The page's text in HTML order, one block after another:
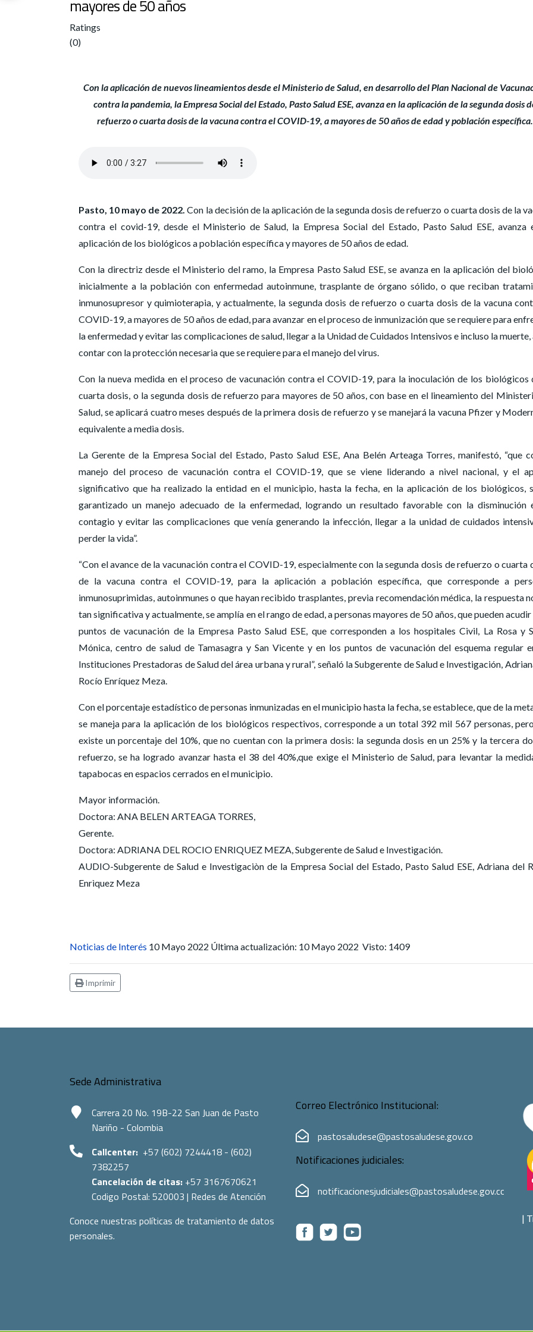
mayores de 50 años
Ratings
(0)
Con la aplicación de nuevos lineamientos desde el Ministerio de Salud, en desarrollo del Plan Nacional de
contra la pandemia, la Empresa Social del Estado, Pasto Salud ESE, avanza en la aplicación de la segunda dosis
refuerzo o cuarta dosis de la vacuna contra el COVID-19, a mayores de 50 años de edad y población específica.
Pasto, 10 mayo de 2022. Con la decisión de la aplicación de la segunda dosis de refuerzo o cuarta dosis de la
contra el covid-19, desde el Ministerio de Salud, la Empresa Social del Estado, Pasto Salud ESE, avanza
aplicación de los biológicos a población específica y mayores de 50 años de edad.
Con la directriz desde el Ministerio del ramo, la Empresa Pasto Salud ESE, se avanza en la aplicación del
inicialmente a la población con enfermedad autoinmune, trasplante de órgano sólido, o que reciban
inmunosupresor y quimioterapia, y actualmente, la segunda dosis de refuerzo o cuarta dosis de la vacuna
COVID-19, a mayores de 50 años de edad, para avanzar en el proceso de inmunización que se requiere para
la enfermedad y evitar las complicaciones de salud, llegar a la Unidad de Cuidados Intensivos e incluso la muerte,
contar con la protección necesaria que se requiere para el manejo del virus.
Con la nueva medida en el proceso de vacunación contra el COVID-19, para la inoculación de los biológicos
cuarta dosis, o la segunda dosis de refuerzo para mayores de 50 años, con base en el lineamiento del
Salud, se aplicará cuatro meses después de la primera dosis de refuerzo y se manejará la vacuna Pfizer y
equivalente a media dosis.
La Gerente de la Empresa Social del Estado, Pasto Salud ESE, Ana Belén Arteaga Torres, manifestó, “que
manejo del proceso de vacunación contra el COVID-19, que se viene liderando a nivel nacional, y el
significativo que ha realizado la entidad en el municipio, hasta la fecha, en la aplicación de los biológicos,
garantizado un manejo adecuado de la enfermedad, logrando un resultado favorable con la disminución
contagio y evitar las complicaciones que venía generando la infección, llegar a la unidad de cuidados
perder la vida”.
“Con el avance de la vacunación contra el COVID-19, especialmente con la segunda dosis de refuerzo o cuarta
de la vacuna contra el COVID-19, para la aplicación a población específica, que corresponde a
inmunosuprimidas, autoinmunes o que hayan recibido trasplantes, previa recomendación médica, la respuesta
tan significativa y actualmente, se amplía en el rango de edad, a personas mayores de 50 años, que pueden acudir
puntos de vacunación de la Empresa Pasto Salud ESE, que corresponden a los hospitales Civil, La Rosa y
Mónica, centro de salud de Tamasagra y San Vicente y en los puntos de vacunación del esquema regular
Instituciones Prestadoras de Salud del área urbana y rural”, señaló la Subgerente de Salud e Investigación,
Rocío Enríquez Meza.
Con el porcentaje estadístico de personas inmunizadas en el municipio hasta la fecha, se establece, que de la
se maneja para la aplicación de los biológicos respectivos, corresponde a un total 392 mil 567 personas,
existe un porcentaje del 10%, que no cuentan con la primera dosis: la segunda dosis en un 25% y la tercera
refuerzo, se ha logrado avanzar hasta el 38 del 40%,que exige el Ministerio de Salud, para levantar la
tapabocas en espacios cerrados en el municipio.
Mayor información.
Doctora: ANA BELEN ARTEAGA TORRES,
Gerente.
Doctora: ADRIANA DEL ROCIO ENRIQUEZ MEZA, Subgerente de Salud e Investigación.
AUDIO-Subgerente de Salud e Investigaciòn de la Empresa Social del Estado, Pasto Salud ESE, Adriana del
Enrìquez Meza
Noticias de Interés 10 Mayo 2022 Última actualización: 10 Mayo 2022 Visto: 1409
Imprimir
Sede Administrativa
Carrera 20 No. 19B-22 San Juan de Pasto
Nariño - Colombia
Callcenter: +57 (602) 7244418 - (602)
7382257
Cancelación de citas: +57 3167670621
Codigo Postal: 520003 | Redes de Atención
Conoce nuestras políticas de tratamiento de datos
personales.
Correo Electrónico Institucional:
pastosaludese@pastosaludese.gov.co
Notificaciones judiciales:
notificacionesjudiciales@pastosaludese.gov.co
|